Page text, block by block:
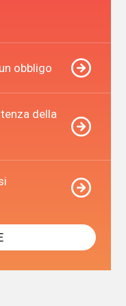
obbligo
della